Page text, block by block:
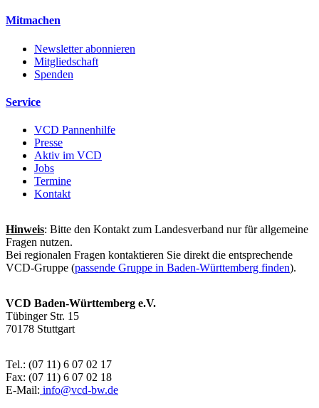
Mitmachen
Newsletter abonnieren
Mitgliedschaft
Spenden
Service
VCD Pannenhilfe
Presse
Aktiv im VCD
Jobs
Termine
Kontakt
Hinweis: Bitte den Kontakt zum Landesverband nur für allgemeine
Fragen nutzen.
Bei regionalen Fragen kontaktieren Sie direkt die entsprechende
VCD-Gruppe (passende Gruppe in Baden-Württemberg finden).
VCD Baden-Württemberg e.V.
Tübinger Str. 15
70178 Stuttgart
Tel.: (07 11) 6 07 02 17
Fax: (07 11) 6 07 02 18
E-Mail: info@vcd-bw.de